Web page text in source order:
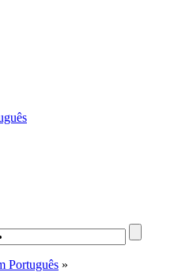
Português »